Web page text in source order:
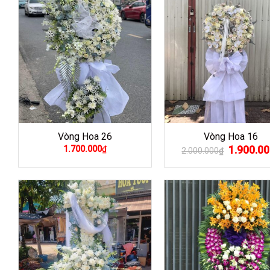
Vòng Hoa 26
1.700.000₫
Vòng Hoa 16
2.000.000₫ Giá
gốc
là: